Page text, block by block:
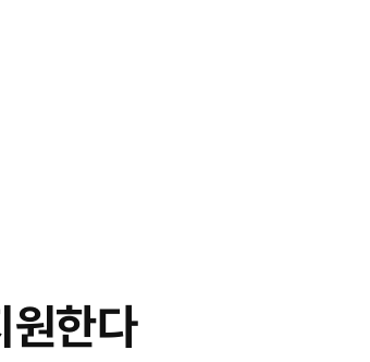
한다